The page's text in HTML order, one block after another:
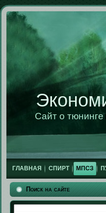
Сайт о
ГЛАВНАЯ СПИРТ МПСЗ
Поиск на сайте